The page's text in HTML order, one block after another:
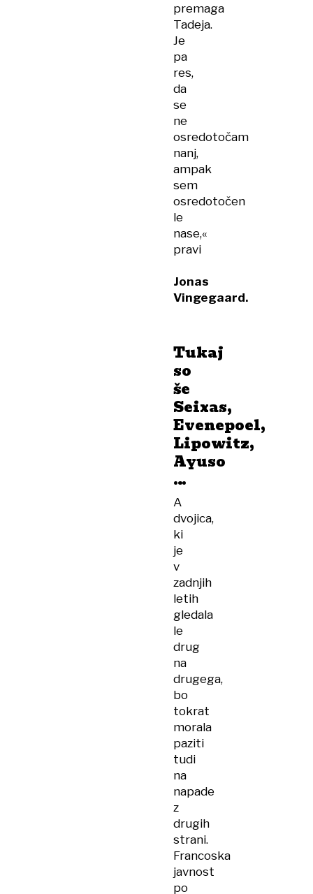
premaga
Tadeja.
Je
pa
res,
da
se
ne
osredotočam
nanj,
ampak
sem
osredotočen
le
nase,«
pravi
Jonas
Vingegaard.
Tukaj
so
še
Seixas,
Evenepoel,
Lipowitz,
Ayuso
…
A
dvojica,
ki
je
v
zadnjih
letih
gledala
le
drug
na
drugega,
bo
tokrat
morala
paziti
tudi
na
napade
z
drugih
strani.
Francoska
javnost
po